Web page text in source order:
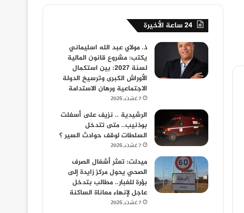
24 ساعة الأخيرة
ذ. مولاي عبد الله اسليماني
يكتب: مشروع قانون المالية
لسنة 2027: بين استكمال
الأوراش الكبرى وترسيخ الدولة
الاجتماعية ورهان الاستدامة
7 غشت، 2026
الرشيدية .. نزيف على أسفلت
بوذنيب.. متى تتدخل
السلطات لوقف حوادث السير ؟
7 غشت، 2026
ميدلت: تعثر أشغال الصرف
الصحي يحول مركز زايدة إلى
بؤرة للغبار.. مطالب بتدخل
عاجل لإنهاء معاناة الساكنة
7 غشت، 2026